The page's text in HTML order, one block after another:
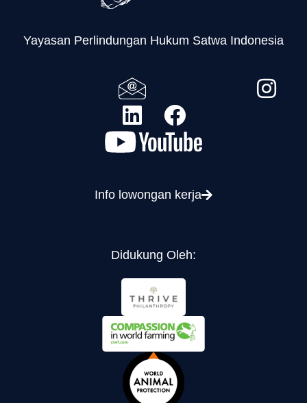
Yayasan Perlindungan Hukum Satwa Indonesia
Info lowongan kerja
Didukung Oleh: